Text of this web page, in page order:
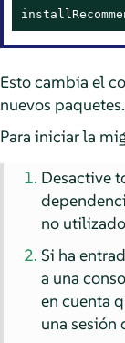
Esto cambia el
nuevos paquetes.
Para iniciar la
Desactive
no
Si ha
a una
en cuenta
una sesión